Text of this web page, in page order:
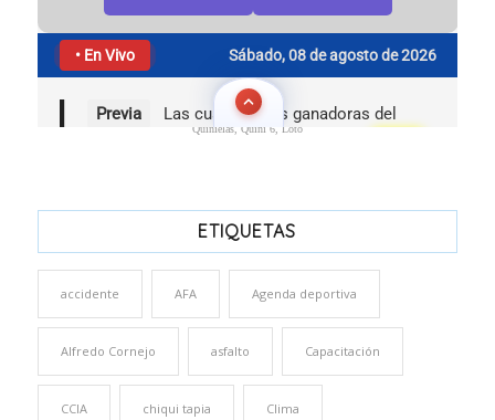
Quinielas, Quini 6, Loto
ETIQUETAS
accidente AFA Agenda deportiva
Alfredo Cornejo asfalto Capacitación
CCIA chiqui tapia Clima